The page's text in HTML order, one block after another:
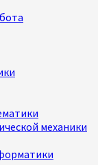
механики